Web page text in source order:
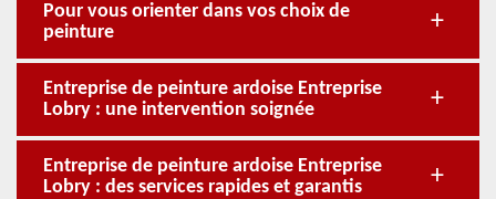
Pour vous orienter dans vos choix de
peinture
Entreprise de peinture ardoise Entreprise
Lobry : une intervention soignée
Entreprise de peinture ardoise Entreprise
Lobry : des services rapides et garantis